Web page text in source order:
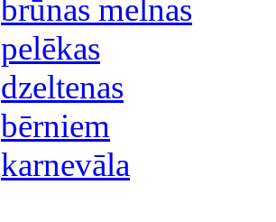
brūnas melnas
pelēkas
dzeltenas
bērniem
karnevāla